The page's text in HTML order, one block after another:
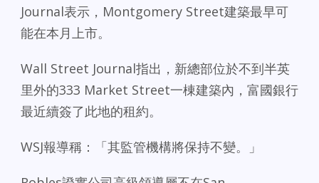
Journal表示，Montgomery Street建築最早可
能在本月上市。
Wall Street Journal指出，新總部位於不到半英
里外的333 Market Street一棟建築內，富國銀行
最近續簽了此地的租約。
WSJ報導稱：「其監管機構將保持不變。」